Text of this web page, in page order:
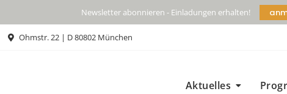
Newsletter abonnieren - Einladungen erhalten!
Ohmstr. 22 | D 80802 München
Aktuelles